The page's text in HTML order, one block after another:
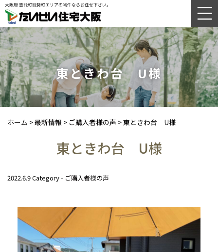
東ときわ台 U様
ホーム >最新情報 > ご購入者様の声 >東ときわ台 U様
東ときわ台 U様
2022.6.9Category - ご購入者様の声